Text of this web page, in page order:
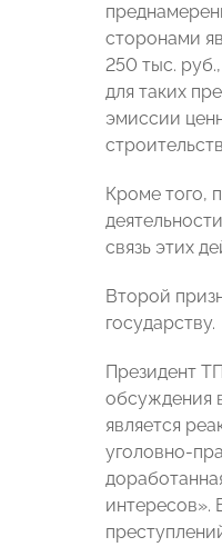
сторонами
250 тыс.
для таких
эмиссии
Кроме того,
связь этих
Второй
государству.
Президент
обсуждения
является
уголовно-
интересов».